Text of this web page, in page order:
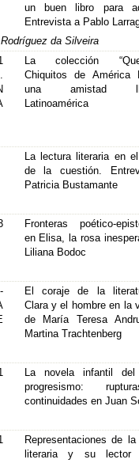
un buen libro para
Entrevista a Pablo
da Silveira
La colección
Chiquitos de América
una amistad
Latinoamérica
La lectura literaria en
de la cuestión.
Patricia Bustamante
Fronteras poético-
en Elisa, la rosa
Liliana Bodoc
El coraje de la
Clara y el hombre en la
de María Teresa
Martina Trachtenberg
La novela infantil
progresismo:
continuidades en Juan
Representaciones de
literaria y su